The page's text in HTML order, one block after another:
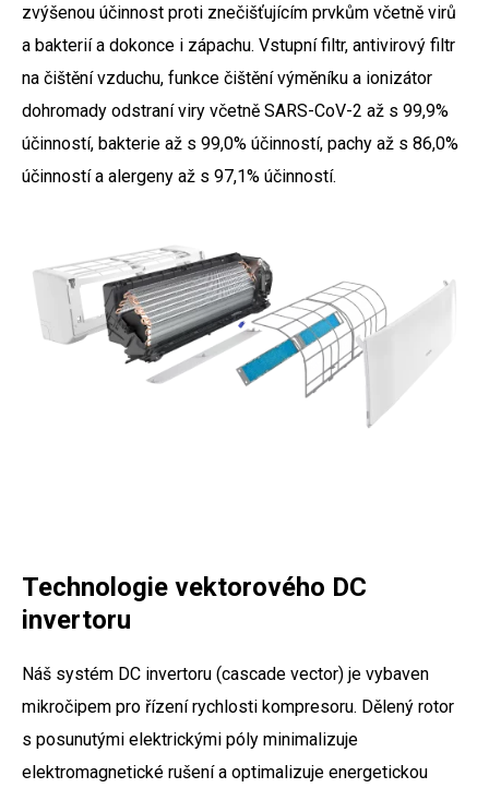
zvýšenou účinnost proti znečišťujícím prvkům včetně virů
a bakterií a dokonce i zápachu. Vstupní filtr, antivirový filtr
na čištění vzduchu, funkce čištění výměníku a ionizátor
dohromady odstraní viry včetně SARS-CoV-2 až s 99,9%
účinností, bakterie až s 99,0% účinností, pachy až s 86,0%
účinností a alergeny až s 97,1% účinností.
Technologie vektorového DC
invertoru
Náš systém DC invertoru (cascade vector) je vybaven
mikročipem pro řízení rychlosti kompresoru. Dělený rotor
s posunutými elektrickými póly minimalizuje
elektromagnetické rušení a optimalizuje energetickou